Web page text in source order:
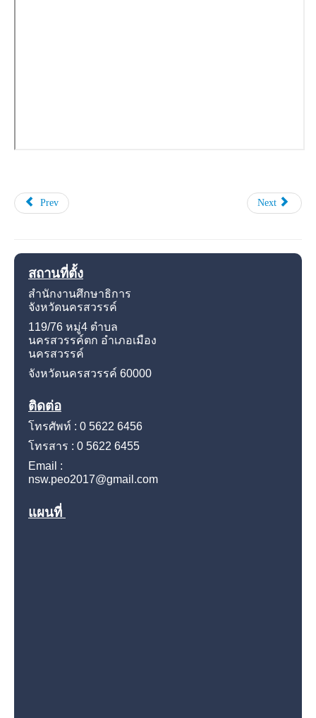
Prev Next
สถานที่ตั้ง
สำนักงานศึกษาธิการ
จังหวัดนครสวรรค์
119/76 หมู่4 ตำบล
นครสวรรค์ตก อำเภอเมือง
นครสวรรค์
จังหวัดนครสวรรค์ 60000
ติดต่อ
โทรศัพท์ : 0 5622 6456
โทรสาร : 0 5622 6455
Email :
nsw.peo2017@gmail.com
แผนที่